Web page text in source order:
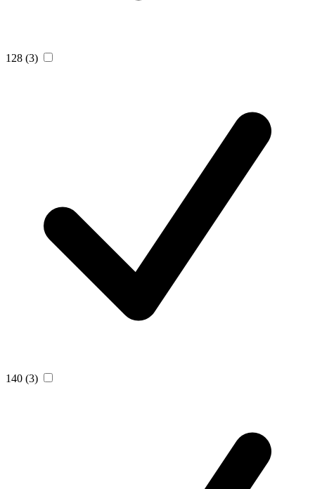
128 (3)
140 (3)